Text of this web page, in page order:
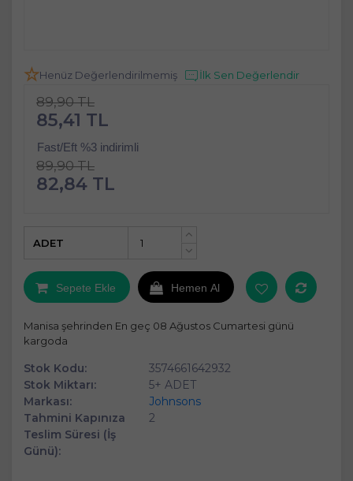
Henüz Değerlendirilmemiş İlk Sen Değerlendir
89,90 TL
85,41 TL
Fast/Eft %3 indirimli
89,90 TL
82,84 TL
+
ADET
Sepete Ekle Hemen Al
Manisa şehrinden En geç 08 Ağustos Cumartesi günü
kargoda
Stok Kodu:
3574661642932
Stok Miktarı:
5+ ADET
Markası:
Johnsons
Tahmini Kapınıza
Teslim Süresi (İş
Günü):
2